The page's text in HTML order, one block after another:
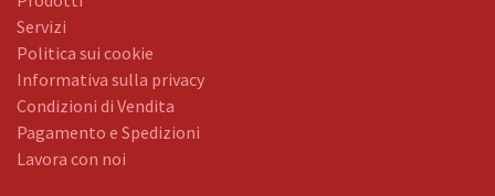
Servizi
Politica sui cookie
Informativa sulla privacy
Condizioni di Vendita
Pagamento e Spedizioni
Lavora con noi